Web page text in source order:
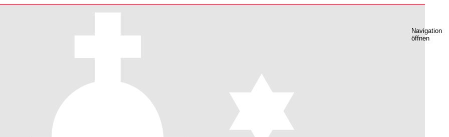
Navigation
öffnen